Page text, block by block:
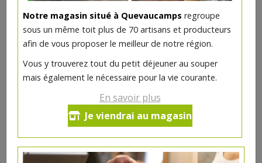
Notre magasin situé à Quevaucamps regroupe
sous un même toit plus de 70 artisans et producteurs
afin de vous proposer le meilleur de notre région.
Vous y trouverez tout du petit déjeuner au souper
mais également le nécessaire pour la vie courante.
En savoir plus
Je viendrai au magasin
Fard à paupières bio Beige mat
Ce produit est indisponible pour le moment.
DANS LA MÊME CATÉGORIE ...